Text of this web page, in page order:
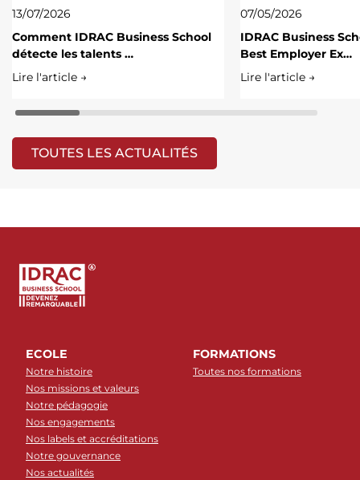
13/07/2026
Comment IDRAC Business School
détecte les talents …
Lire l'article →
07/05/2026
IDRAC Business
Best Employer Ex…
Lire l'article →
TOUTES LES ACTUALITÉS
ECOLE
Notre histoire
Nos missions et valeurs
Notre pédagogie
Nos engagements
Nos labels et accréditations
Notre gouvernance
Nos actualités
FORMATIONS
Toutes nos formations